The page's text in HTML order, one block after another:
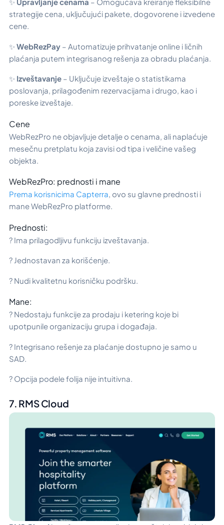
✨ Upravljanje cenama – Omogućava kreiranje fleksibilne
strategije cena, uključujući pakete, dogovorene i izvedene
cene.
✨WebRezPay – Automatizuje prihvatanje online i ličnih
plaćanja putem integrisanog rešenja za obradu plaćanja.
✨ Izveštavanje – Uključuje izveštaje o statistikama
poslovanja, prilagođenim rezervacijama i drugo, kao i
poreske izveštaje.
Cene
WebRezPro ne objavljuje detalje o cenama, ali naplaćuje
mesečnu pretplatu koja zavisi od tipa i veličine vašeg
objekta.
WebRezPro: prednosti i mane
Prema korisnicima Capterra, ovo su glavne prednosti i
mane WebRezPro platforme.
Prednosti:
? Ima prilagodljivu funkciju izveštavanja.
? Jednostavan za korišćenje.
? Nudi kvalitetnu korisničku podršku.
Mane:
? Nedostaju funkcije za prodaju i ketering koje bi
upotpunile organizaciju grupa i događaja.
? Integrisano rešenje za plaćanje dostupno je samo u
SAD.
? Opcija podele folija nije intuitivna.
7. RMS Cloud